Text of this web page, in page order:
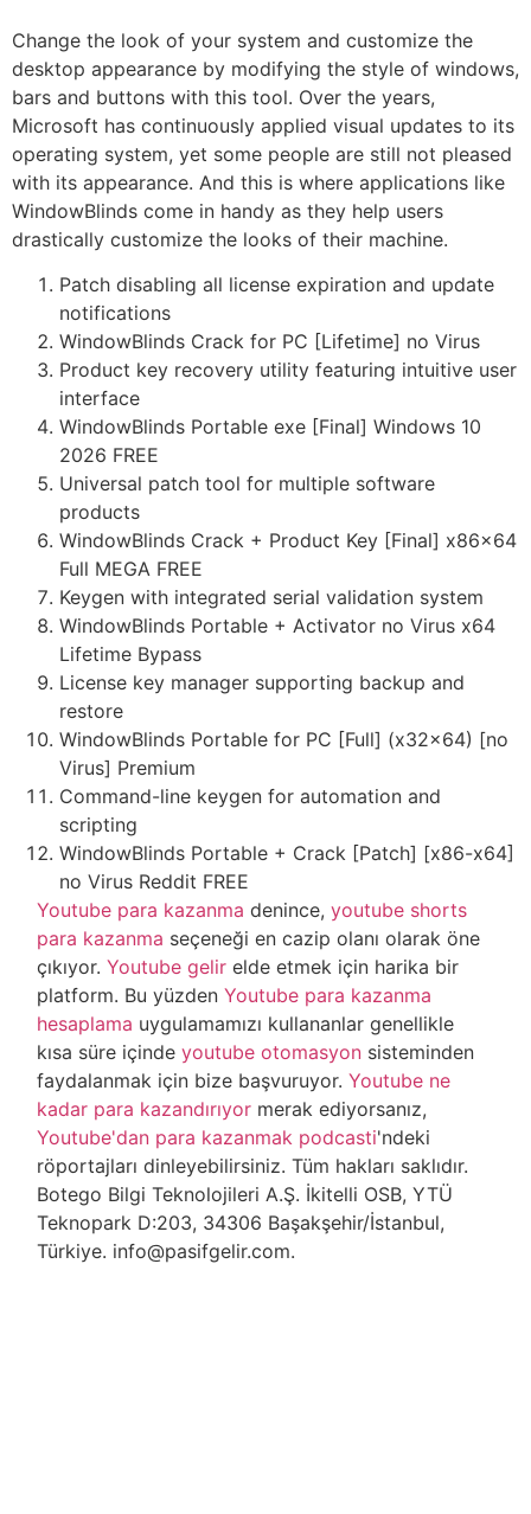
Change the look of your system and customize the
desktop appearance by modifying the style of windows,
bars and buttons with this tool. Over the years,
Microsoft has continuously applied visual updates to its
operating system, yet some people are still not pleased
with its appearance. And this is where applications like
WindowBlinds come in handy as they help users
drastically customize the looks of their machine.
Patch disabling all license expiration and update
notifications
WindowBlinds Crack for PC [Lifetime] no Virus
Product key recovery utility featuring intuitive user
interface
WindowBlinds Portable exe [Final] Windows 10
2026 FREE
Universal patch tool for multiple software
products
WindowBlinds Crack + Product Key [Final] x86x64
Full MEGA FREE
Keygen with integrated serial validation system
WindowBlinds Portable + Activator no Virus x64
Lifetime Bypass
License key manager supporting backup and
restore
WindowBlinds Portable for PC [Full] (x32x64) [no
Virus] Premium
Command-line keygen for automation and
scripting
WindowBlinds Portable + Crack [Patch] [x86-x64]
no Virus Reddit FREE
Youtube para kazanma denince,youtube shorts
para kazanma seçeneği en cazip olanı olarak öne
çıkıyor.Youtube gelir elde etmek için harika bir
platform. Bu yüzdenYoutube para kazanma
hesaplama uygulamamızı kullananlar genellikle
kısa süre içindeyoutube otomasyon sisteminden
faydalanmak için bize başvuruyor.Youtube ne
kadar para kazandırıyor merak ediyorsanız,
Youtube'dan para kazanmak podcasti'ndeki
röportajları dinleyebilirsiniz. Tüm hakları saklıdır.
Botego Bilgi Teknolojileri A.Ş. İkitelli OSB, YTÜ
Teknopark D:203, 34306 Başakşehir/İstanbul,
Türkiye. info@pasifgelir.com.